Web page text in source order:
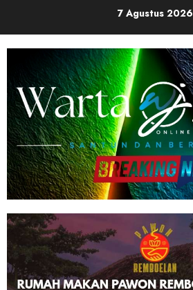
content
7 Agustus 2026